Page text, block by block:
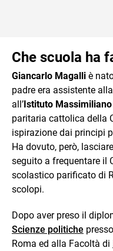
Che scuola ha
Giancarlo Magalli è
padre era assistente
all’Istituto
paritaria cattolica della
ispirazione dai principi
Ha dovuto, però,
seguito a frequentare il
scolastico parificato di
scolopi.
Dopo aver preso il
Scienze politiche
Roma ed alla Facoltà di